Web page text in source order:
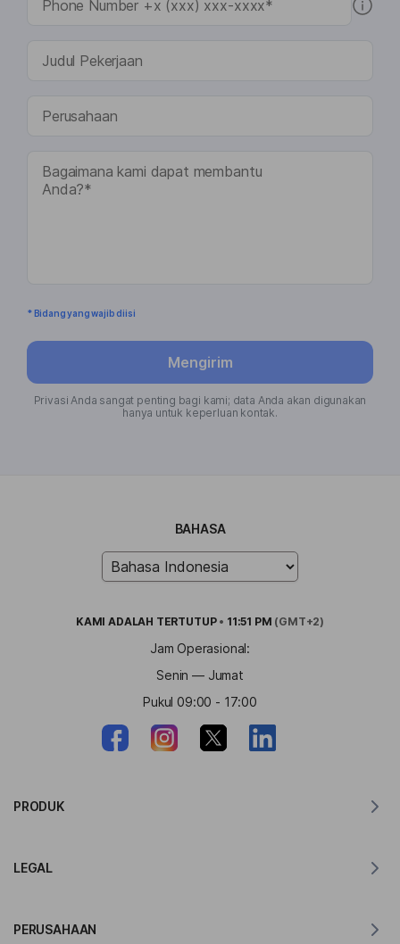
* Bidang yang wajib diisi
Mengirim
Privasi Anda sangat penting bagi kami; data Anda akan digunakan
hanya untuk keperluan kontak.
BAHASA
KAMI ADALAH TERTUTUP • 11:51 PM (GMT+2)
Jam Operasional:
Senin — Jumat
Pukul 09:00 - 17:00
PRODUK
LEGAL
PERUSAHAAN